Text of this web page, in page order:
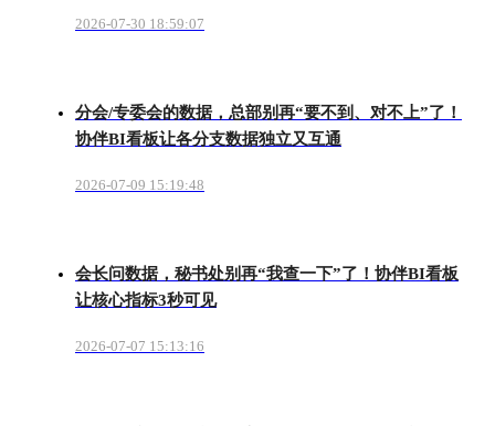
2026-07-30 18:59:07
分会/专委会的数据，总部别再“要不到、对不上”了！
协伴BI看板让各分支数据独立又互通
2026-07-09 15:19:48
会长问数据，秘书处别再“我查一下”了！协伴BI看板
让核心指标3秒可见
2026-07-07 15:13:16